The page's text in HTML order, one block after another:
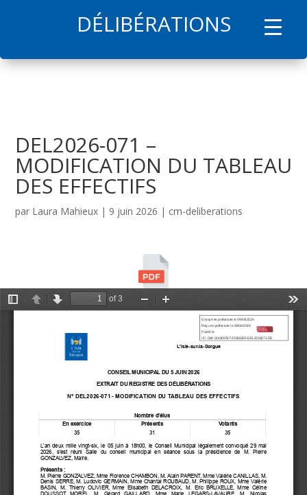
DÉLIBÉRATIONS
DEL2026-071 –
MODIFICATION DU TABLEAU
DES EFFECTIFS
par Laura Mahieux | 9 juin 2026 | cm-deliberations